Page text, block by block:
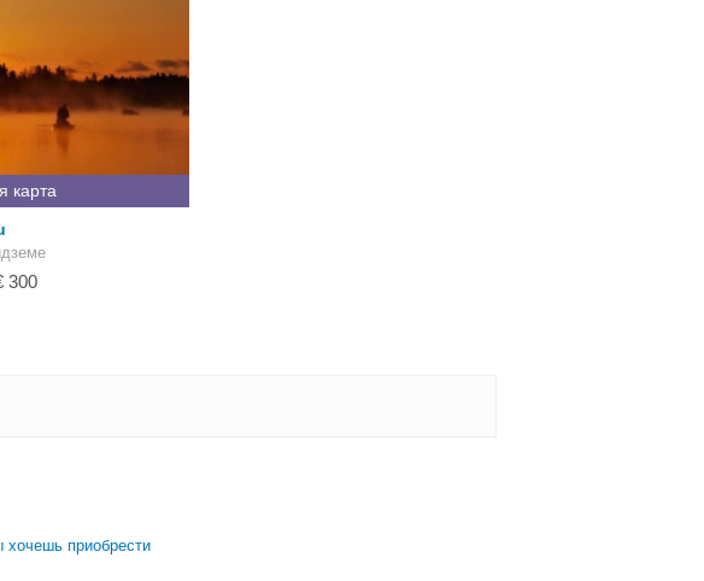
карта
300
хочешь приобрести